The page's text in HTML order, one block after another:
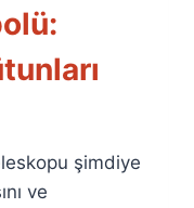
şimdiye
ve